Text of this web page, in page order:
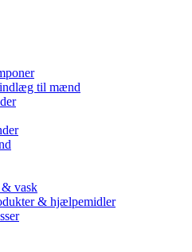
til mænd
& vask
& hjælpemidler